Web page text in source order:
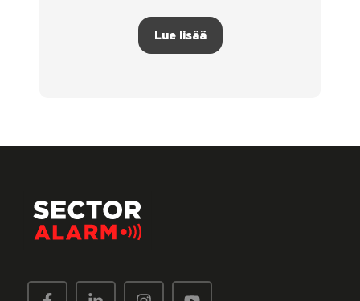
Lue lisää